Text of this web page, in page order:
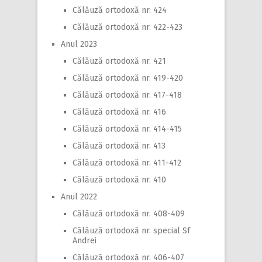
Călăuză ortodoxă nr. 424
Călăuză ortodoxă nr. 422-423
Anul 2023
Călăuză ortodoxă nr. 421
Călăuză ortodoxă nr. 419-420
Călăuză ortodoxă nr. 417-418
Călăuză ortodoxă nr. 416
Călăuză ortodoxă nr. 414-415
Călăuză ortodoxă nr. 413
Călăuză ortodoxă nr. 411-412
Călăuză ortodoxă nr. 410
Anul 2022
Călăuză ortodoxă nr. 408-409
Călăuză ortodoxă nr. special Sf
Andrei
Călăuză ortodoxă nr. 406-407